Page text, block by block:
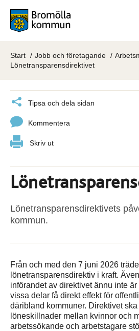
Start Jobb och företagande
Lönetransparensdirektivet
Tipsa och dela sidan
Kommentera
Skriv ut
Lönetransparensdirektivets
kommun.
Från och med den 7 juni 2026
lönetransparensdirektiv i kraft.
införandet av direktivet ännu inte
vissa delar få direkt effekt för
däribland kommuner. Direktivet
löneskillnader mellan kvinnor och
arbetssökande och arbetstagare